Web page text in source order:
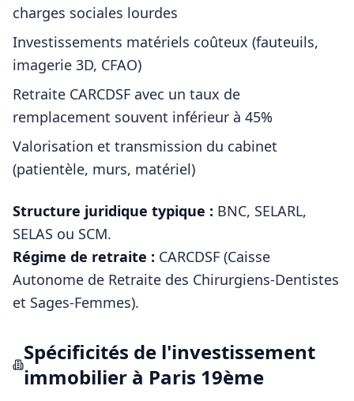
charges sociales lourdes
Investissements matériels coûteux (fauteuils,
imagerie 3D, CFAO)
Retraite CARCDSF avec un taux de
remplacement souvent inférieur à 45%
Valorisation et transmission du cabinet
(patientèle, murs, matériel)
Structure juridique typique : BNC, SELARL,
SELAS ou SCM.
Régime de retraite : CARCDSF (Caisse
Autonome de Retraite des Chirurgiens-Dentistes
et Sages-Femmes).
Spécificités de l'investissement
immobilier à Paris 19ème